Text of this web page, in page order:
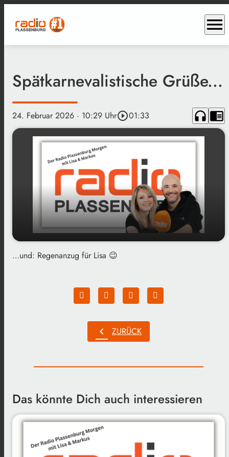
menu
Spätkarnevalistische Grüße...
24. Februar 2026 · 10:29 Uhrplay_circle_outline01:33 headphones chrome_reader_mode
play_arrow Spätkarnevalistische Grüße...
…und: Regenanzug für Lisa 😉
chevron_left ZURÜCK
Das könnte Dich auch interessieren